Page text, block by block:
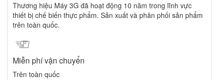
Thương hiệu Máy 3G đã hoạt động 10 năm trong lĩnh vực
thiết bị chế biến thực phẩm. Sản xuất và phân phối sản phẩm
trên toàn quốc.
Miễn phí vận chuyển
Trên toàn quốc